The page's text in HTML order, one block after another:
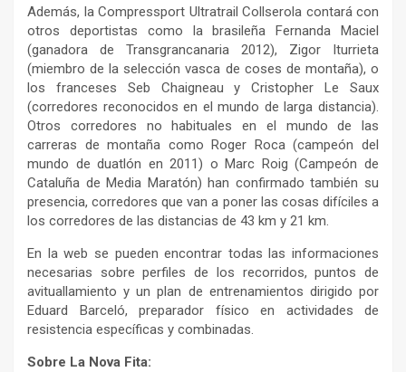
Además, la Compressport Ultratrail Collserola contará con
otros deportistas como la brasileña Fernanda Maciel
(ganadora de Transgrancanaria 2012), Zigor Iturrieta
(miembro de la selección vasca de coses de montaña), o
los franceses Seb Chaigneau y Cristopher Le Saux
(corredores reconocidos en el mundo de larga distancia).
Otros corredores no habituales en el mundo de las
carreras de montaña como Roger Roca (campeón del
mundo de duatlón en 2011) o Marc Roig (Campeón de
Cataluña de Media Maratón) han confirmado también su
presencia, corredores que van a poner las cosas difíciles a
los corredores de las distancias de 43 km y 21 km.
En la web se pueden encontrar todas las informaciones
necesarias sobre perfiles de los recorridos, puntos de
avituallamiento y un plan de entrenamientos dirigido por
Eduard Barceló, preparador físico en actividades de
resistencia específicas y combinadas.
Sobre La Nova Fita: